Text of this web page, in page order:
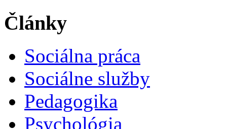
Články
Sociálna práca
Sociálne služby
Pedagogika
Psychológia